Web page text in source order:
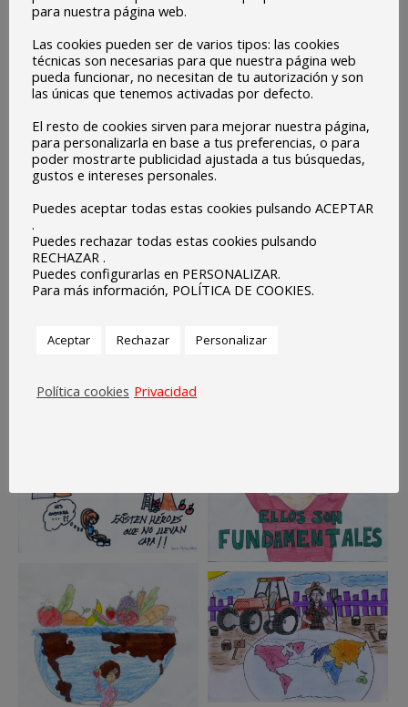
para nuestra página web.
Las cookies pueden ser de varios tipos: las cookies
técnicas son necesarias para que nuestra página web
pueda funcionar, no necesitan de tu autorización y son
las únicas que tenemos activadas por defecto.
El resto de cookies sirven para mejorar nuestra página,
para personalizarla en base a tus preferencias, o para
poder mostrarte publicidad ajustada a tus búsquedas,
gustos e intereses personales.
Puedes aceptar todas estas cookies pulsando ACEPTAR
.
Puedes rechazar todas estas cookies pulsando
RECHAZAR .
Puedes configurarlas en PERSONALIZAR.
Para más información, POLÍTICA DE COOKIES.
Aceptar Rechazar Personalizar
Política cookies Privacidad